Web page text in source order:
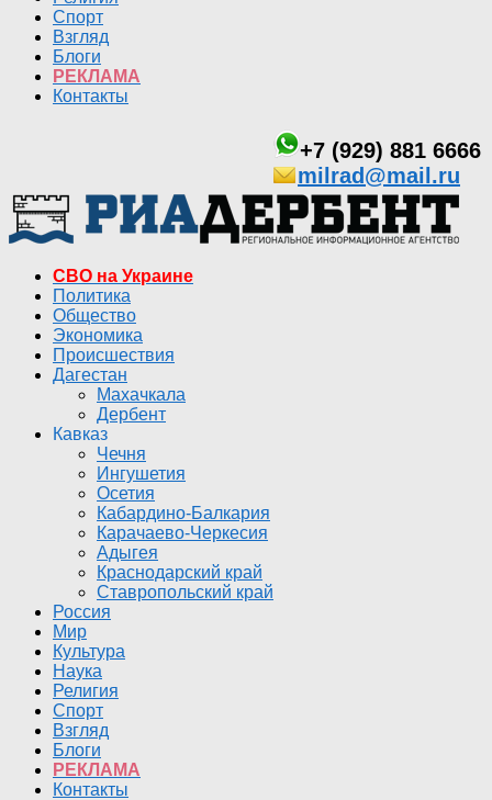
Спорт
Взгляд
Блоги
РЕКЛАМА
Контакты
+7 (929) 881 6666
milrad@mail.ru
СВО на Украине
Политика
Общество
Экономика
Происшествия
Дагестан
Махачкала
Дербент
Кавказ
Чечня
Ингушетия
Осетия
Кабардино-Балкария
Карачаево-Черкесия
Адыгея
Краснодарский край
Ставропольский край
Россия
Мир
Культура
Наука
Религия
Спорт
Взгляд
Блоги
РЕКЛАМА
Контакты